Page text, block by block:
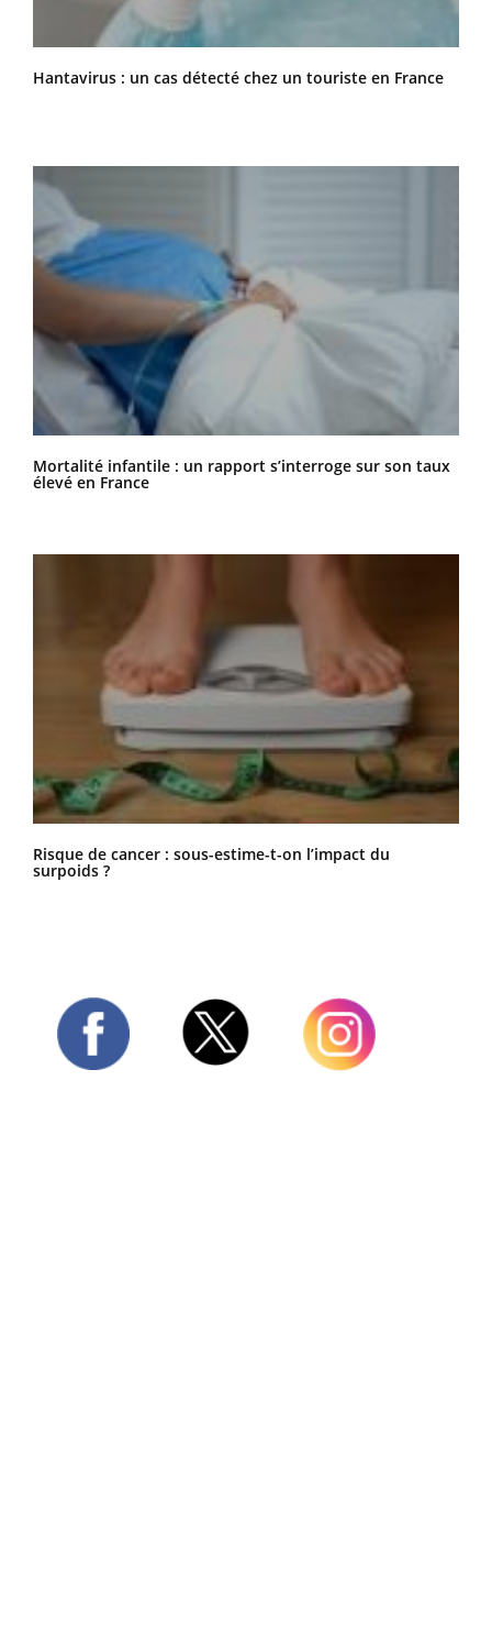
Hantavirus : un cas détecté chez un touriste en France
Mortalité infantile : un rapport s’interroge sur son taux
élevé en France
Risque de cancer : sous-estime-t-on l’impact du
surpoids ?